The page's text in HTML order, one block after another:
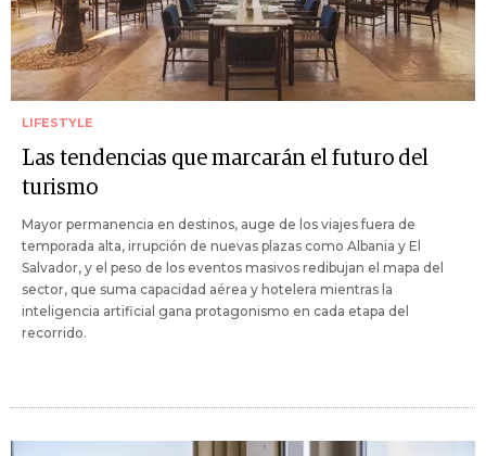
LIFESTYLE
Las tendencias que marcarán el futuro del
turismo
Mayor permanencia en destinos, auge de los viajes fuera de
temporada alta, irrupción de nuevas plazas como Albania y El
Salvador, y el peso de los eventos masivos redibujan el mapa del
sector, que suma capacidad aérea y hotelera mientras la
inteligencia artificial gana protagonismo en cada etapa del
recorrido.